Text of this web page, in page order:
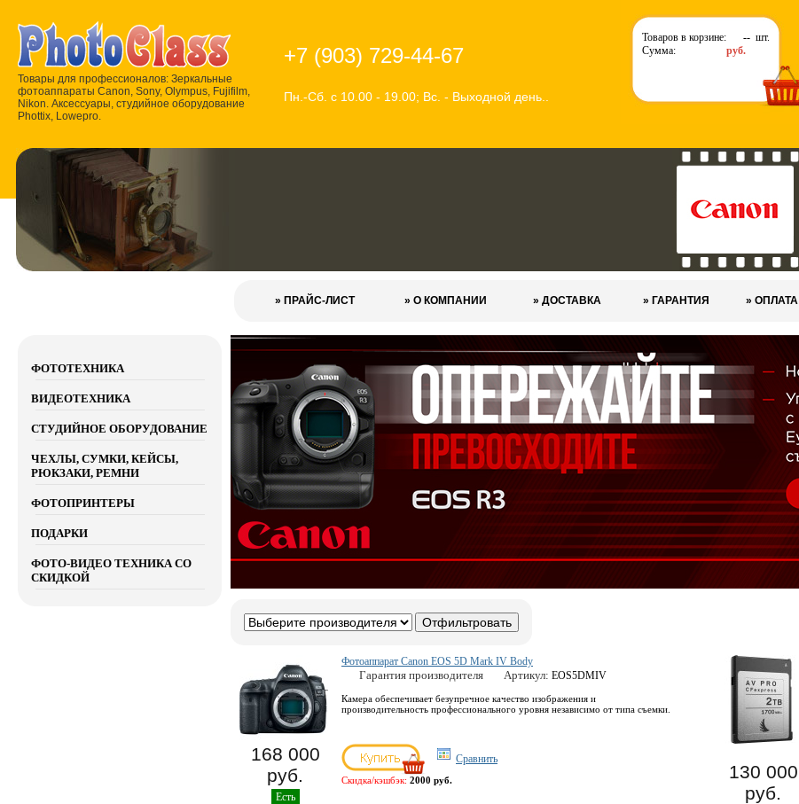
Товары для профессионалов: Зеркальные
фотоаппараты Canon, Sony, Olympus, Fujifilm,
Nikon. Аксессуары, студийное оборудование
Phottix, Lowepro.
+7 (903) 729-44-67
Пн.-Сб. с 10.00 - 19.00; Вс. - Выходной день..
Товаров в корзине: -- шт.
Сумма:
руб.
» ПРАЙС-ЛИСТ » О КОМПАНИИ » ДОСТАВКА » ГАРАНТИЯ » ОПЛАТА
ФОТОТЕХНИКА
ВИДЕОТЕХНИКА
СТУДИЙНОЕ ОБОРУДОВАНИЕ
ЧЕХЛЫ, СУМКИ, КЕЙСЫ,
РЮКЗАКИ, РЕМНИ
ФОТОПРИНТЕРЫ
ПОДАРКИ
ФОТО-ВИДЕО ТЕХНИКА СО
СКИДКОЙ
Фотоаппарат Canon EOS 5D Mark IV Body
Гарантия производителя Артикул: EOS5DMIV
Камера обеспечивает безупречное качество изображения и
производительность профессионального уровня независимо от типа съемки.
168 000
руб.
Есть
Сравнить
Скидка/кэшбэк: 2000 руб.
130 000
руб.